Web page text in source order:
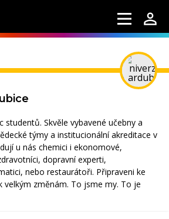
studentů. Skvěle vybavené učebny a
týmy a institucionální akreditace v
u nás chemici i ekonomové,
dopravní experti,
nebo restaurátoři. Připraveni ke
velkým změnám. To jsme my. To je